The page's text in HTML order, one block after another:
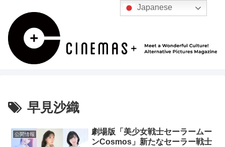
早見沙織
公開情報
劇場版「美少女戦士セーラームー
ンCosmos」新たなセーラー戦士
Japanese